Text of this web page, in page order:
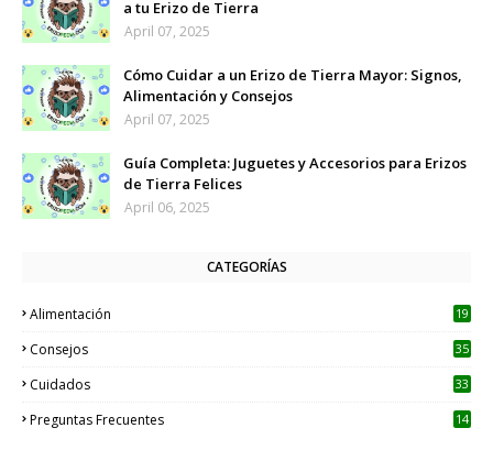
a tu Erizo de Tierra
April 07, 2025
Cómo Cuidar a un Erizo de Tierra Mayor: Signos,
Alimentación y Consejos
April 07, 2025
Guía Completa: Juguetes y Accesorios para Erizos
de Tierra Felices
April 06, 2025
CATEGORÍAS
Alimentación 19
Consejos 35
Cuidados 33
Preguntas Frecuentes 14